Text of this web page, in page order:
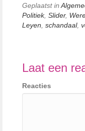
Geplaatst in
Politiek, Slider,
Leyen schandaal,
Laat een
Reacties